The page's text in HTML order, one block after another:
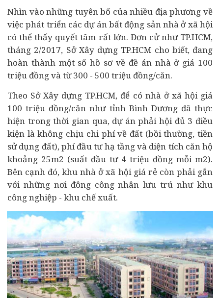
Nhìn vào những tuyên bố của nhiều địa phương về
việc phát triển các dự ánbất động sảnnhà ở xã hội
có thể thấy quyết tâm rất lớn. Đơn cử như TP.HCM,
tháng 2/2017, Sở Xây dựng TP.HCM cho biết, đang
hoàn thành một số hồ sơ về đề án nhà ở giá 100
triệu đồng và từ 300 - 500 triệu đồng/căn.
Theo Sở Xây dựng TP.HCM, để có nhà ở xã hội giá
100 triệu đồng/căn như tỉnh Bình Dương đã thực
hiện trong thời gian qua, dự án phải hội đủ 3 điều
kiện là không chịu chi phí về đất (bồi thường, tiền
sử dụng đất), phí đầu tư hạ tầng và diện tích căn hộ
khoảng 25m2 (suất đầu tư 4 triệu đồng mỗi m2).
Bên cạnh đó, khu nhà ở xã hội giá rẻ còn phải gắn
với những nơi đông công nhân lưu trú như khu
công nghiệp - khu chế xuất.